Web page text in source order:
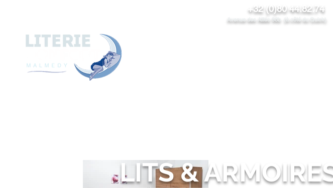
+32 (0)80 44.82.74
Avenue des Alliés 98b (à côté du Quick)
LITS &